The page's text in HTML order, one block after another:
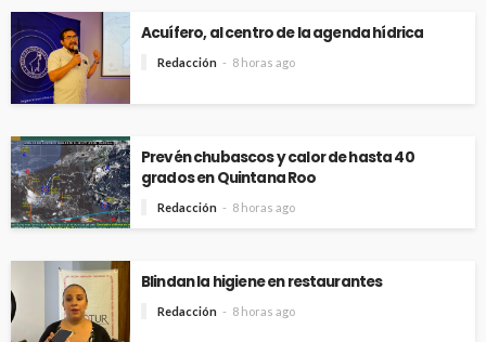
Acuífero, al centro de la agenda hídrica
Redacción 8 horas ago
Prevén chubascos y calor de hasta 40
grados en Quintana Roo
Redacción 8 horas ago
Blindan la higiene en restaurantes
Redacción 8 horas ago